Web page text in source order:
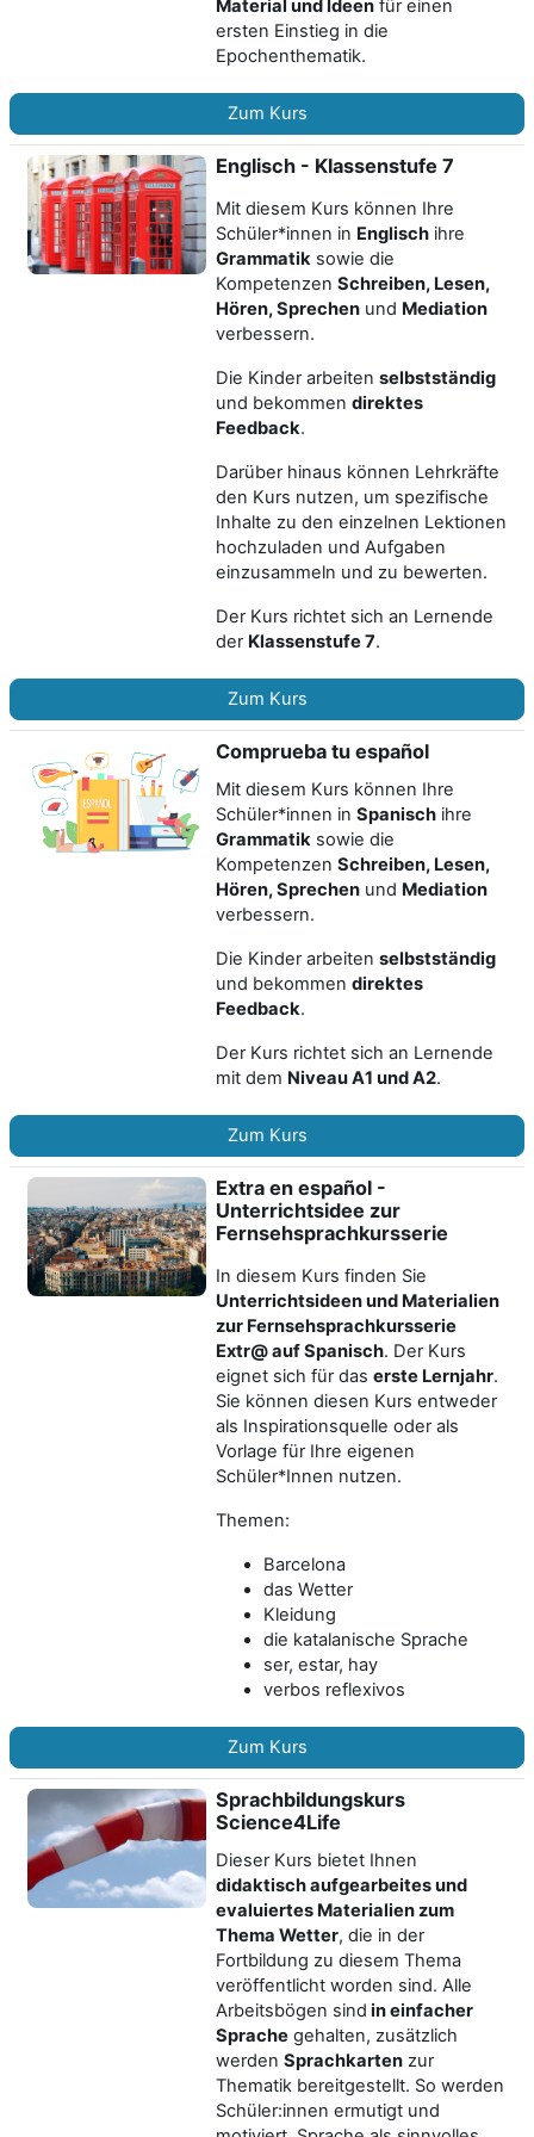
Material und Ideen für einen
ersten Einstieg in die
Epochenthematik.
Zum Kurs
Englisch - Klassenstufe 7
Mit diesem Kurs können Ihre
Schüler*innen in Englisch ihre
Grammatik sowie die
Kompetenzen Schreiben, Lesen,
Hören, Sprechen und Mediation
verbessern.
Die Kinder arbeiten selbstständig
und bekommen direktes
Feedback.
Darüber hinaus können Lehrkräfte
den Kurs nutzen, um spezifische
Inhalte zu den einzelnen Lektionen
hochzuladen und Aufgaben
einzusammeln und zu bewerten.
Der Kurs richtet sich an Lernende
der Klassenstufe 7.
Zum Kurs
Comprueba tu español
Mit diesem Kurs können Ihre
Schüler*innen in Spanisch ihre
Grammatik sowie die
Kompetenzen Schreiben, Lesen,
Hören, Sprechen und Mediation
verbessern.
Die Kinder arbeiten selbstständig
und bekommen direktes
Feedback.
Der Kurs richtet sich an Lernende
mit dem Niveau A1 und A2.
Zum Kurs
Extra en español -
Unterrichtsidee zur
Fernsehsprachkursserie
In diesem Kurs finden Sie
Unterrichtsideen und Materialien
zur Fernsehsprachkursserie
Extr@ auf Spanisch. Der Kurs
eignet sich für das erste Lernjahr.
Sie können diesen Kurs entweder
als Inspirationsquelle oder als
Vorlage für Ihre eigenen
Schüler*Innen nutzen.
Themen:
Barcelona
das Wetter
Kleidung
die katalanische Sprache
ser, estar, hay
verbos reflexivos
Zum Kurs
Sprachbildungskurs
Science4Life
Dieser Kurs bietet Ihnen
didaktisch aufgearbeites und
evaluiertes Materialien zum
Thema Wetter, die in der
Fortbildung zu diesem Thema
veröffentlicht worden sind. Alle
Arbeitsbögen sind in einfacher
Sprache gehalten, zusätzlich
werden Sprachkarten zur
Thematik bereitgestellt. So werden
Schüler:innen ermutigt und